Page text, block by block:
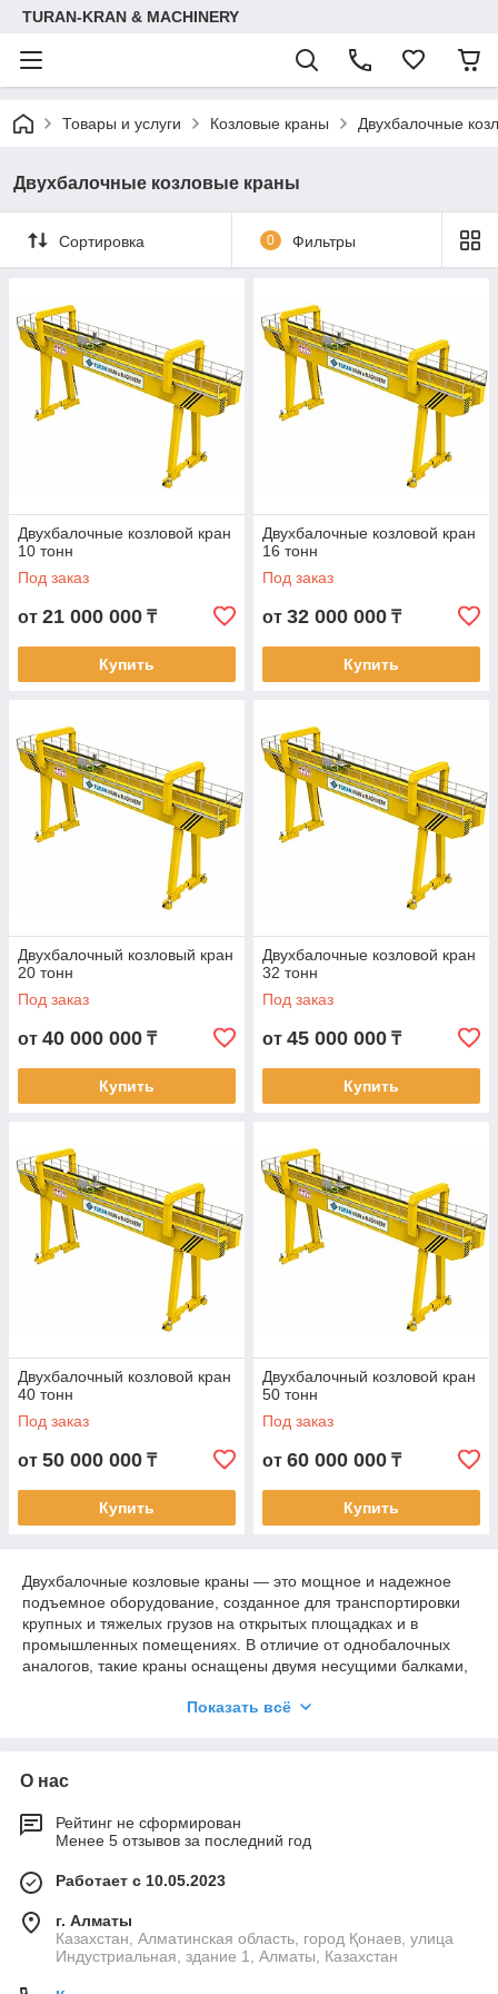
TURAN-KRAN & MACHINERY
Товары и услуги Козловые краны Двухбалочные
Двухбалочные козловые краны
Сортировка 0 Фильтры
Двухбалочные козловой кран
10 тонн
Под заказ
от 21 000 000 ₸
Купить
Двухбалочные козловой кран
16 тонн
Под заказ
от 32 000 000 ₸
Купить
Двухбалочный козловый кран
20 тонн
Под заказ
от 40 000 000 ₸
Купить
Двухбалочные козловой кран
32 тонн
Под заказ
от 45 000 000 ₸
Купить
Двухбалочный козловой кран
40 тонн
Под заказ
от 50 000 000 ₸
Купить
Двухбалочный козловой кран
50 тонн
Под заказ
от 60 000 000 ₸
Купить
Двухбалочные козловые краны — это мощное и надежное
подъемное оборудование, созданное для транспортировки
крупных и тяжелых грузов на открытых площадках и в
промышленных помещениях. В отличие от однобалочных
аналогов, такие краны оснащены двумя несущими балками,
устойчивость. TURAN KRAN в Казахстане предлагает
зонах. Благодаря своей конструкции они подходят для
интенсивного использования в условиях повышенной
нагрузки, где требуется безопасность и точность
перемещения.
Сферы применения двухбалочных
козловых кранов
Козловые двух-балочные краны востребованы в различных
Показать всё
О нас
Рейтинг не сформирован
Менее 5 отзывов за последний год
Работает с 10.05.2023
г. Алматы
Казахстан, Алматинская область, город Қонаев, улица
Индустриальная, здание 1, Алматы, Казахстан